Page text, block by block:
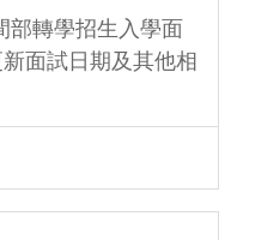
部轉學招生入學面
面試日期及其他相